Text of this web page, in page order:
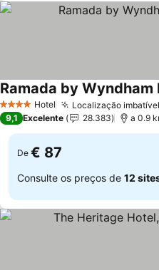
4 EstrelasHotel Localização
Ramada by
9,1 Excelente 28.383 a 0.9
De € 87
Consulte os preços de 12